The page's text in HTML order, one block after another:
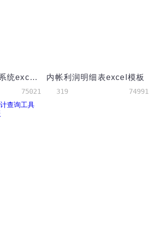
蔚蓝色采购管理系统excel模板
75021
内帐利润明细表excel模板
319 74991